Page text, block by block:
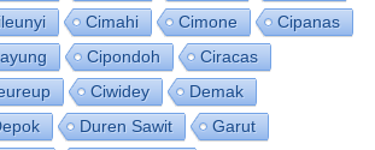
Cimahi Cimone
Cipanas
Cipondoh
Ciracas
Ciwidey
Demak
Duren Sawit
Garut